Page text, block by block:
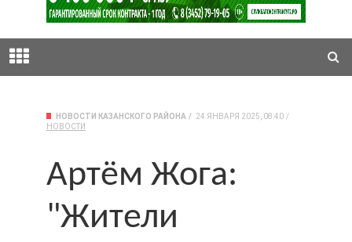
НОВОСТИ КАЗАНСКОГО РАЙОНА
24 ЯНВАРЯ 2025, 08:40
НОВОСТИ
Артём Жога:
"Жители